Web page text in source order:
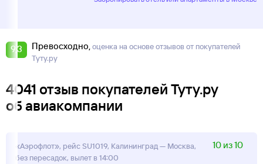
9,3 Превосходно оценка на основе отзывов от покупателей
Туту.ру
4041 отзыв покупателей Туту.ру
об авиакомпании
«Аэрофлот», рейс SU1019, Калининград — Москва,
без пересадок, вылет в 14:00
10 из 10